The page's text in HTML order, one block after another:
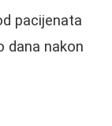
pacijenata
dana nakon